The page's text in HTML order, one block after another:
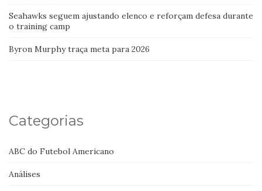
Seahawks seguem ajustando elenco e reforçam defesa durante
o training camp
Byron Murphy traça meta para 2026
Categorias
ABC do Futebol Americano
Análises